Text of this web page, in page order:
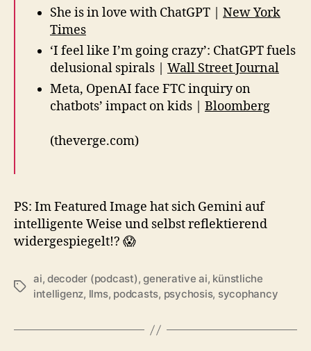
She is in love with ChatGPT | New York
Times
‘I feel like I’m going crazy’: ChatGPT fuels
delusional spirals | Wall Street Journal
Meta, OpenAI face FTC inquiry on
chatbots’ impact on kids | Bloomberg
(theverge.com)
PS: Im Featured Image hat sich Gemini auf
intelligente Weise und selbst reflektierend
widergespiegelt!? 😱
Schlagwörter
ai, decoder (podcast),generative ai, künstliche
intelligenz, llms, podcasts, psychosis, sycophancy